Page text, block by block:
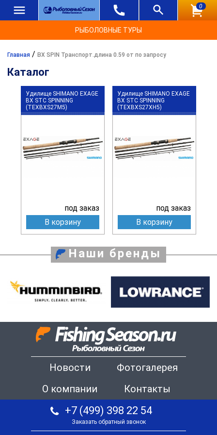
0
РЫБОЛОВНЫЕ ТУРЫ
Главная / BX SPIN Транспорт.длина 0.59 от по запросу
Каталог
Удилище SHIMANO EXAGE
BX STC SPINNING
(TEXBXS27M5)
под заказ
В корзину
Удилище SHIMANO EXAGE
BX STC SPINNING
(TEXBXS27XH5)
под заказ
В корзину
Наши бренды
Новости
Фотогалерея
О компании
Контакты
+7 (499) 398 22 54
Заказать обратный звонок